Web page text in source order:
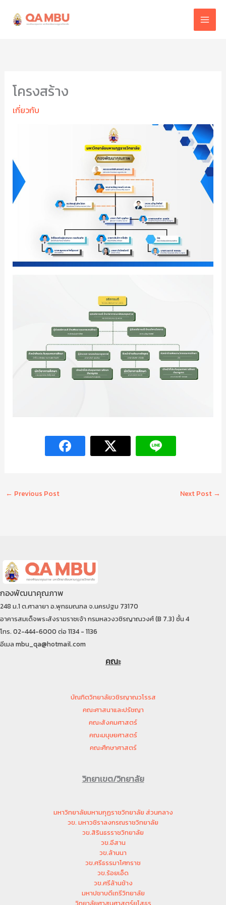
โครงสร้าง
เกี่ยวกับ
← Previous Post Next Post →
กองพัฒนาคุณภาพ
248 ม.1 ต.ศาลายา อ.พุทธมณฑล จ.นครปฐม 73170
อาคารสมเด็จพระสังราฆราชเจ้า กรมหลวงวชิรญาณวงศ์ (B 7.3) ชั้น 4
โทร. 02-444-6000 ต่อ 1134 - 1136
อีเมล mbu_qa@hotmail.com
คณะ
บัณฑิตวิทยาลัยวชิรญาณวโรรส
คณะศาสนาและปรัชญา
คณะสังคมศาสตร์
คณะมนุษยศาสตร์
คณะศึกษาศาสตร์
วิทยาเขต/วิทยาลัย
มหาวิทยาลัยมหามกุฏราชวิทยาลัย ส่วนกลาง
วข. มหาวชิราลงกรณราชวิทยาลัย
วข.สิรินธรราชวิทยาลัย
วข.อีสาน
วข.ล้านนา
วข.ศรีธรรมาโศกราช
วข.ร้อยเอ็ด
วข.ศรีล้านช้าง
มหาปชาบดีเถรีวิทยาลัย